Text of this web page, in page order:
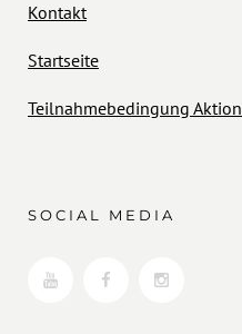
Kontakt
Startseite
Teilnahmebedingung Aktion
SOCIAL MEDIA